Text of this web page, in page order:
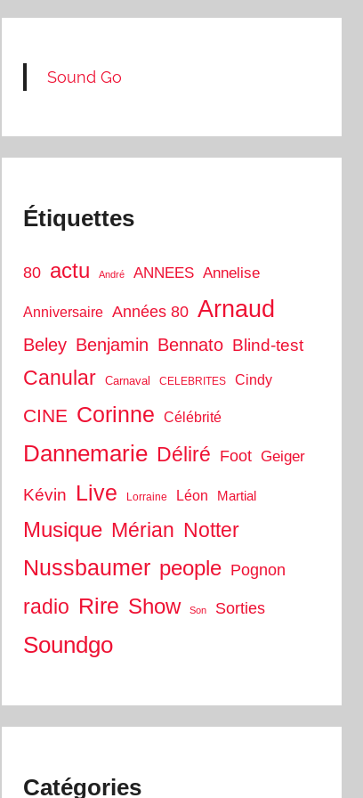
Sound Go
Étiquettes
80 actu André ANNEES Annelise
Anniversaire Années 80 Arnaud
Beley Benjamin Bennato Blind-test
Canular Carnaval CELEBRITES Cindy
CINE Corinne Célébrité
Dannemarie Déliré Foot Geiger
Kévin Live Lorraine Léon Martial
Musique Mérian Notter
Nussbaumer people Pognon
radio Rire Show Son Sorties
Soundgo
Catégories